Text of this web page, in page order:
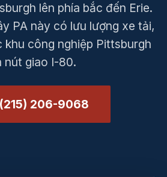
lên phía bắc đến Erie.
PA này có lưu lượng xe tải,
khu công nghiệp Pittsburgh
nút giao I-80.
206-9068